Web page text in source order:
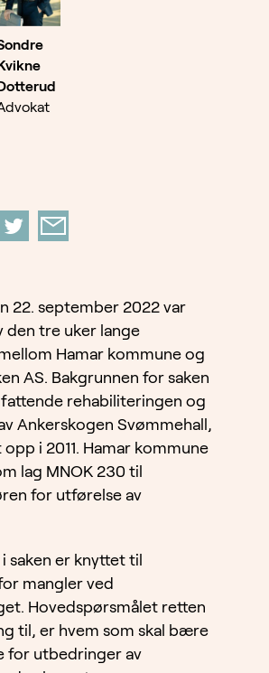
22. september 2022 var
den tre uker lange
Hamar kommune og
AS. Bakgrunnen for saken
rehabiliteringen og
Ankerskogen Svømmehall,
i 2011. Hamar kommune
lag MNOK 230 til
for utførelse av
saken er knyttet til
mangler ved
Hovedspørsmålet retten
til, er hvem som skal bære
for utbedringer av